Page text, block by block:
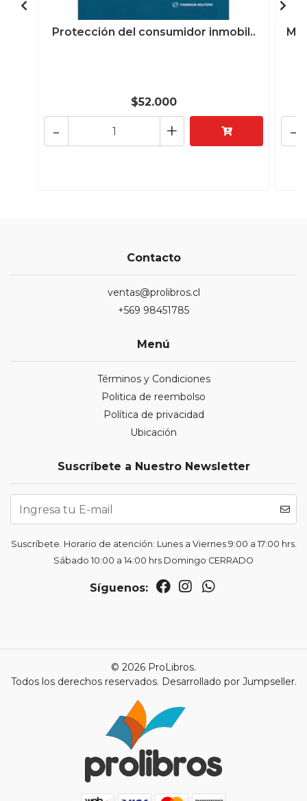
Protección del consumidor inmobil..
$52.000
+
- -
Contacto
ventas@prolibros.cl
+569 98451785
Menú
Términos y Condiciones
Politica de reembolso
Política de privacidad
Ubicación
Suscríbete a Nuestro Newsletter
Suscríbete. Horario de atención: Lunes a Viernes 9:00 a 17:00 hrs.
Sábado 10:00 a 14:00 hrs Domingo CERRADO
Síguenos:
© 2026 ProLibros.
Todos los derechos reservados. Desarrollado por Jumpseller.